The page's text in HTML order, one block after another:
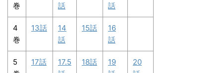
巻
話
話
4
巻
13話
14
話
15話
16
話
5
17話
17.5
18話
19
20